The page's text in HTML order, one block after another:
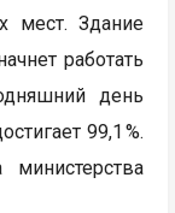
мест. Здание
работать
день
99,1 %.